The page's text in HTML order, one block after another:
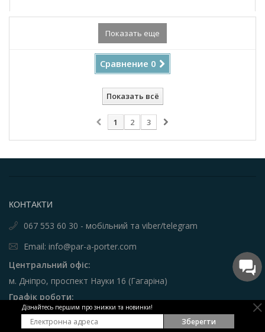
Дізнайтесь першим про знижки та новинки!
Зберегти
Купить!
Сравнение 0
Показать всё
Показать еще
1 2 3
КОНТАКТИ
067 553 60 30 - мобільний та viber/telegram
Email: info@par-a-porter.com
Центральний офіс:
м. Дніпро, проспект Науки 16 (Гагаріна)
Графік роботи:
пн - пт 11:00 - 19:00